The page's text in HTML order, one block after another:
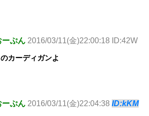
ーぷん 2016/03/11(金)22:00:18 ID:42W
カーディガンよ
ーぷん 2016/03/11(金)22:04:38 ID:kKM